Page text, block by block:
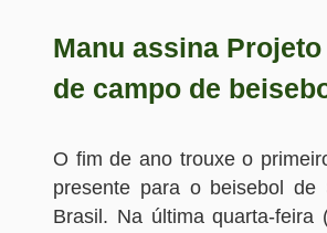
Manu assina
de campo de
O fim de ano trouxe o
presente para o beisebol
Brasil. Na última quarta-